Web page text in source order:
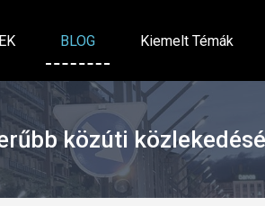
BLOG Kiemelt Témák
közúti